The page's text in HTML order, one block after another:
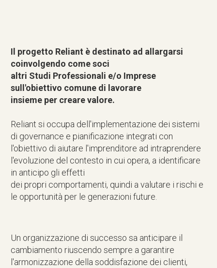
Il progetto Reliant è destinato ad allargarsi
coinvolgendo come soci
altri Studi Professionali e/o Imprese
sull'obiettivo comune di lavorare
insieme per creare valore.
Reliant si occupa dell'implementazione dei sistemi
di governance e pianificazione integrati con
l'obiettivo di aiutare l'imprenditore ad intraprendere
l'evoluzione del contesto in cui opera, a identificare
in anticipo gli effetti
dei propri comportamenti, quindi a valutare i rischi e
le opportunità per le generazioni future.
Un organizzazione di successo sa anticipare il
cambiamento riuscendo sempre a garantire
l'armonizzazione della soddisfazione dei clienti,